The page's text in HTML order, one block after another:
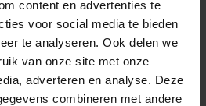
content en advertenties te
voor social media te bieden
te analyseren. Ook delen we
van onze site met onze
adverteren en analyse. Deze
combineren met andere